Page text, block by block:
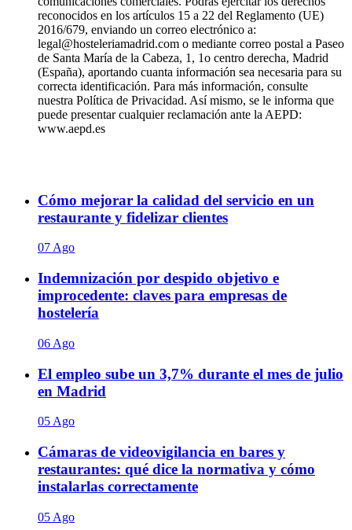
reconocidos en los artículos 15 a 22 del Reglamento (UE)
2016/679, enviando un correo electrónico a:
legal@hosteleriamadrid.com o mediante correo postal a Paseo
de Santa María de la Cabeza, 1, 1o centro derecha, Madrid
(España), aportando cuanta información sea necesaria para su
correcta identificación. Para más información, consulte
nuestra Política de Privacidad. Así mismo, se le informa que
puede presentar cualquier reclamación ante la AEPD:
www.aepd.es
Cómo mejorar la calidad del servicio en un
restaurante y fidelizar clientes
07 Ago
Indemnización por despido objetivo e
improcedente: claves para empresas de
hostelería
06 Ago
El empleo sube un 3,7% durante el mes de julio
en Madrid
05 Ago
Cámaras de videovigilancia en bares y
restaurantes: qué dice la normativa y cómo
instalarlas correctamente
05 Ago